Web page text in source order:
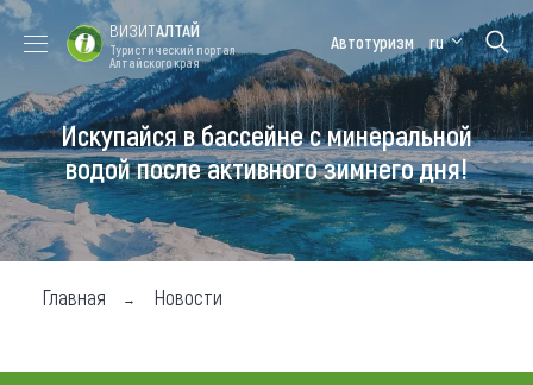
Форум VISIT
ALTAI
Цветение
маральника
Медицинский
форум
Алтайская
зимовка
Туры
Где побывать
Чем заняться
Где остановиться
ВИЗИТАЛТАЙ
Туристический портал
Алтайского края
Автотуризм ru
Искупайся в бассейне с минеральной
водой после активного зимнего дня!
Главная Новости